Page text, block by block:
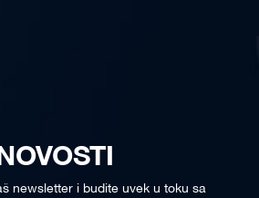
NOVOSTI
newsletter i budite uvek u toku sa